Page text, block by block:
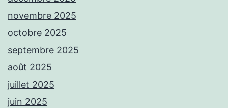
novembre 2025
octobre 2025
septembre 2025
août 2025
juillet 2025
juin 2025